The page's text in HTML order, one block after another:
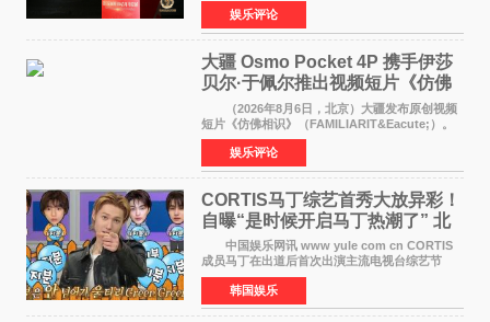
体代表的亚洲青年影视盛会上，香港本土电影
《香港一夜》（Dawn in Ho
娱乐评论
大疆 Osmo Pocket 4P 携手伊莎
贝尔·于佩尔推出视频短片《仿佛
相识》
（2026年8月6日，北京）大疆发布原创视频
短片《仿佛相识》（FAMILIARIT&Eacute;）。
视频短片由戛纳国际电影节最佳女演员伊莎贝尔·
于佩尔（Isabelle Huppert）主演，全程使用大
疆首款双主摄口
娱乐评论
CORTIS马丁综艺首秀大放异彩！
自曝“是时候开启马丁热潮了” 北
美巡演火热进行中
中国娱乐网讯 www yule com cn CORTIS
成员马丁在出道后首次出演主流电视台综艺节
目，展现了多才多艺的魅力。 马丁出演了5日
播出的MBC《Radio Star》Fashion与Passion
之间，I&lsquo;m
韩国娱乐